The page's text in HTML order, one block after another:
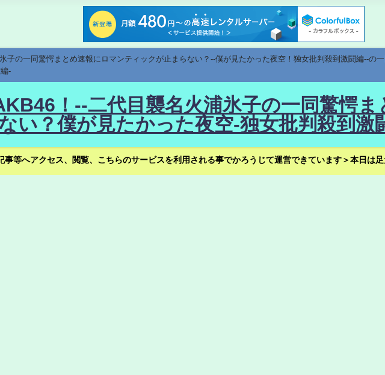
子の一同驚愕まとめ速報にロマンティックが止まらない？--僕が見たかった夜空！独女批判殺到激闘編--の
-
！--二代目襲名火浦氷子の一同驚愕
い？僕が見たかった夜空-独女批判殺到激
事等へアクセス、閲覧、こちらのサービスを利用される事でかろうじて運営できています＞本日は